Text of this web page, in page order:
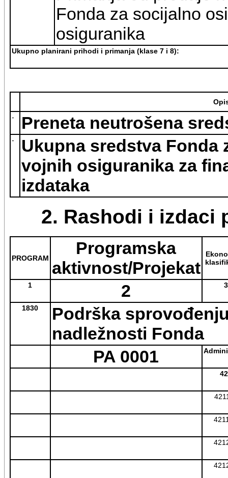
Fonda za socijalno
osiguranika
Ukupno planirani prihodi i primanja (klase 7 i 8):
-
Preneta neutrošena
-
Ukupna sredstva Fonda
vojnih osiguranika za
izdataka
2. Rashodi i izdaci
PROGRAM
Programska
aktivnost/Projekat
1 2 3
1830
Podrška
nadležnosti Fonda
PA 0001